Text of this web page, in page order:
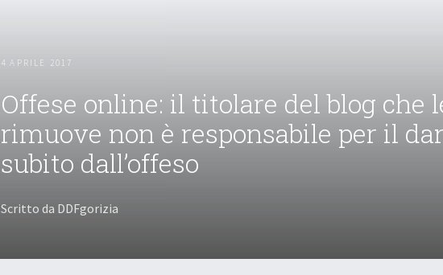
4 APRILE 2017
Offese online: il titolare del blog che
rimuove non è responsabile per il
subito dall’offeso
Scritto da DDFgorizia